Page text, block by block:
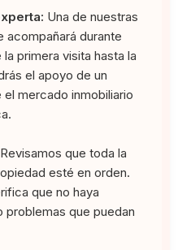
Una de nuestras
durante
primera visita hasta la
el apoyo de un
mercado inmobiliario
Revisamos que toda la
esté en orden.
que no haya
problemas que puedan